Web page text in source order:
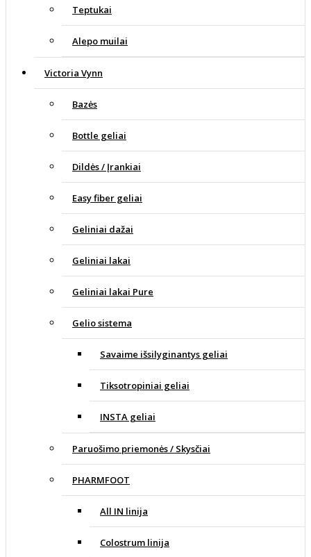
Teptukai
Alepo muilai
Victoria Vynn
Bazės
Bottle geliai
Dildės / Įrankiai
Easy fiber geliai
Geliniai dažai
Geliniai lakai
Geliniai lakai Pure
Gelio sistema
Savaime išsilyginantys geliai
Tiksotropiniai geliai
INSTA geliai
Paruošimo priemonės / Skysčiai
PHARMFOOT
All IN linija
Colostrum linija